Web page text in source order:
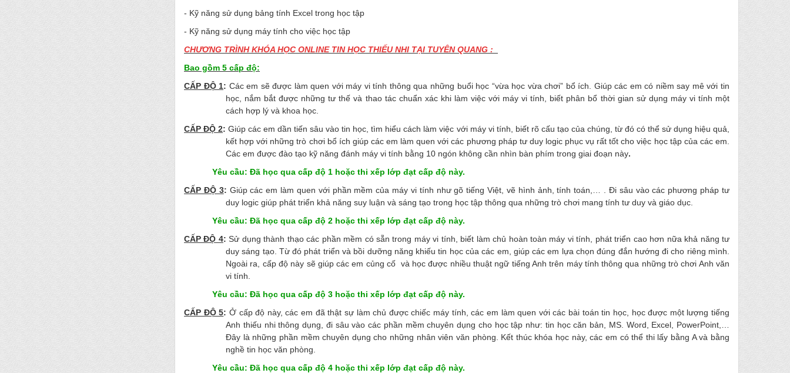
- Kỹ năng sử dụng bảng tính Excel trong học tập
- Kỹ năng sử dụng máy tính cho việc học tập
CHƯƠNG TRÌNH KHÓA HỌC ONLINE TIN HỌC THIẾU NHI TẠI TUYÊN QUANG :
Bao gồm 5 cấp độ:
CẤP ĐỘ 1: Các em sẽ được làm quen với máy vi tính thông qua những buổi học “vừa học vừa chơi” bổ ích. Giúp các em có niềm say mê với tin
học, nắm bắt được những tư thế và thao tác chuẩn xác khi làm việc với máy vi tính, biết phân bổ thời gian sử dụng máy vi tính một
cách hợp lý và khoa học.
CẤP ĐỘ 2:Giúp các em dần tiến sâu vào tin học, tìm hiểu cách làm việc với máy vi tính, biết rõ cấu tạo của chúng, từ đó có thể sử dụng hiệu quả,
kết hợp với những trò chơi bổ ích giúp các em làm quen với các phương pháp tư duy logic phục vụ rất tốt cho việc học tập của các em.
Các em được đào tạo kỹ năng đánh máy vi tính bằng 10 ngón không cần nhìn bàn phím trong giai đoạn này.
Yêu cầu: Đã học qua cấp độ 1 hoặc thi xếp lớp đạt cấp độ này.
CẤP ĐỘ 3: Giúp các em làm quen với phần mềm của máy vi tính như gõ tiếng Việt, vẽ hình ảnh, tính toán,… . Đi sâu vào các phương pháp tư
duy logic giúp phát triển khả năng suy luận và sáng tạo trong học tập thông qua những trò chơi mang tính tư duy và giáo dục.
Yêu cầu: Đã học qua cấp độ 2 hoặc thi xếp lớp đạt cấp độ này.
CẤP ĐỘ 4:Sử dụng thành thạo các phần mềm có sẵn trong máy vi tính, biết làm chủ hoàn toàn máy vi tính, phát triển cao hơn nữa khả năng tư
duy sáng tạo. Từ đó phát triển và bồi dưỡng năng khiếu tin học của các em, giúp các em lựa chọn đúng đắn hướng đi cho riêng mình.
Ngoài ra, cấp độ này sẽ giúp các em củng cố và học được nhiều thuật ngữ tiếng Anh trên máy tính thông qua những trò chơi Anh văn
vi tính.
Yêu cầu: Đã học qua cấp độ 3 hoặc thi xếp lớp đạt cấp độ này.
CẤP ĐỘ 5: Ở cấp độ này, các em đã thật sự làm chủ được chiếc máy tính, các em làm quen với các bài toán tin học, học được một lượng tiếng
Anh thiếu nhi thông dụng, đi sâu vào các phần mềm chuyên dụng cho học tập như: tin học căn bản, MS. Word, Excel, PowerPoint,…
Đây là những phần mềm chuyên dụng cho những nhân viên văn phòng. Kết thúc khóa học này, các em có thể thi lấy bằng A và bằng
nghề tin học văn phòng.
Yêu cầu: Đã học qua cấp độ 4 hoặc thi xếp lớp đạt cấp độ này.